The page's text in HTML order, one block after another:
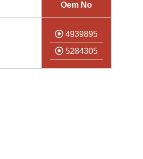
Oem No
4939895
5284305